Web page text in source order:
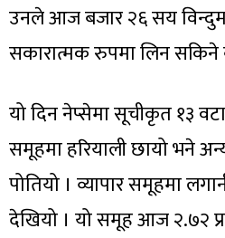
उनले आज बजार २६ सय
सकारात्मक रुपमा लिन सकिने
यो दिन नेप्सेमा सूचीकृत १३
समूहमा हरियाली छायो भने
पोतियो । व्यापार समूहमा
देखियो । यो समूह आज २.७२